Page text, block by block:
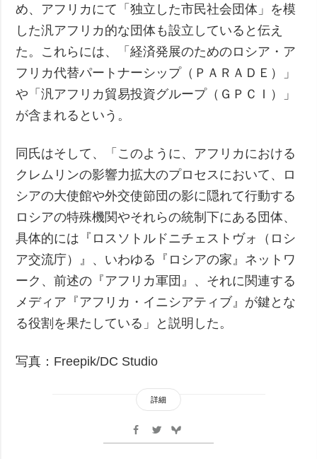
め、アフリカにて「独立した市民社会団体」を模
した汎アフリカ的な団体も設立していると伝え
た。これらには、「経済発展のためのロシア・ア
フリカ代替パートナーシップ（ＰＡＲＡＤＥ）」
や「汎アフリカ貿易投資グループ（ＧＰＣＩ）」
が含まれるという。
同氏はそして、「このように、アフリカにおける
クレムリンの影響力拡大のプロセスにおいて、ロ
シアの大使館や外交使節団の影に隠れて行動する
ロシアの特殊機関やそれらの統制下にある団体、
具体的には『ロスソトルドニチェストヴォ（ロシ
ア交流庁）』、いわゆる『ロシアの家』ネットワ
ーク、前述の『アフリカ軍団』、それに関連する
メディア『アフリカ・イニシアティブ』が鍵とな
る役割を果たしている」と説明した。
写真：Freepik/DC Studio
詳細